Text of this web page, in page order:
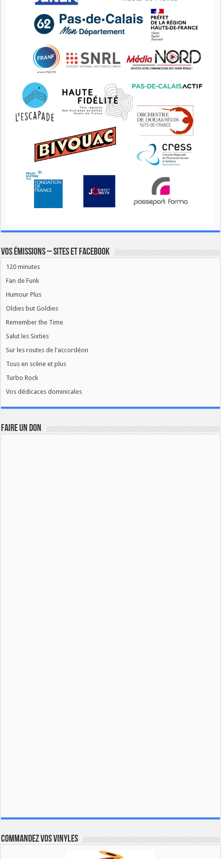
Vos émissions – Sites et Facebook
120 minutes
Fan de Funk
Humour Plus
Oldies but Goldies
Remember the Time
Salut les Sixties
Sur les routes de l'accordéon
Tous en scène et plus
Turbo Rock
Vos dédicaces dominicales
FAIRE UN DON
Commandez vos vinyles